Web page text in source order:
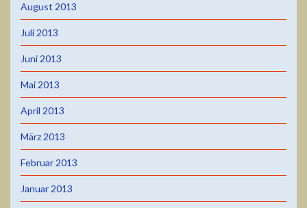
August 2013
Juli 2013
Juni 2013
Mai 2013
April 2013
März 2013
Februar 2013
Januar 2013